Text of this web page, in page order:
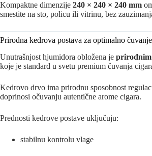
Kompaktne dimenzije 240 × 240 × 240 mm
smestite na sto, policu ili vitrinu, bez
Prirodna kedrova postava za optimalno
Unutrašnjost hjumidora obložena je
koje je standard u svetu premium čuvanja
Kedrovo drvo ima prirodnu sposobnost
doprinosi očuvanju autentične arome cigara.
Prednosti kedrove postave uključuju:
stabilnu kontrolu vlage